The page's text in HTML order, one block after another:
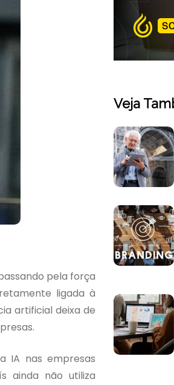
pela força
ligada à
artificial deixa de
IA nas empresas
ainda não utiliza
Veja